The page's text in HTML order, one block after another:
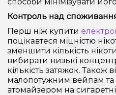
Контроль над
Перш ніж купити
поцікавтеся міцністю
зменшити кількість
вибирати низькі
кількість затяжок. Також
малопотужним вейпам та
атомайзером на